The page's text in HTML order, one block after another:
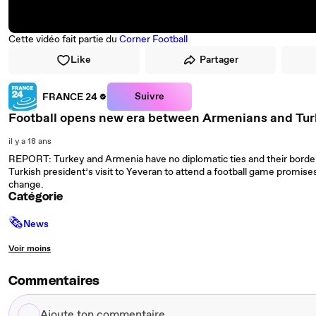
Cette vidéo fait partie du Corner Football
Like
Partager
FRANCE 24 Suivre
Football opens new era between Armenians and
il y a 18 ans
REPORT: Turkey and Armenia have no diplomatic ties and their
Turkish president’s visit to Yeveran to attend a football game
change.
Catégorie
🗞News
Voir moins
Commentaires